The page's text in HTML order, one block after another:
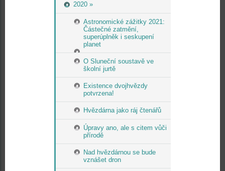
2020 »
Astronomické zážitky 2021:
Částečné zatmění,
superúplněk i seskupení
planet
O Sluneční soustavě ve
školní jurtě
Existence dvojhvězdy
potvrzena!
Hvězdárna jako ráj čtenářů
Úpravy ano, ale s citem vůči
přírodě
Nad hvězdárnou se bude
vznášet dron